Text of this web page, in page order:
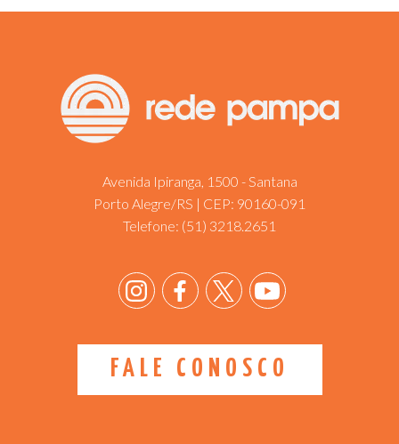
Avenida Ipiranga, 1500 - Santana
Porto Alegre/RS | CEP: 90160-091
Telefone: (51) 3218.2651
FALE CONOSCO